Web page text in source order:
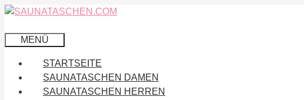
Zum
springen
MENÜ
STARTSEITE
SAUNATASCHEN DAMEN
SAUNATASCHEN HERREN